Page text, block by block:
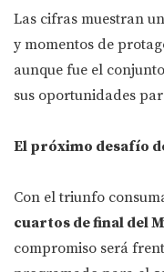
Las cifras muestran
y momentos de
aunque fue el
sus oportunidades
El próximo desafío
Con el triunfo
cuartos de final del
compromiso será